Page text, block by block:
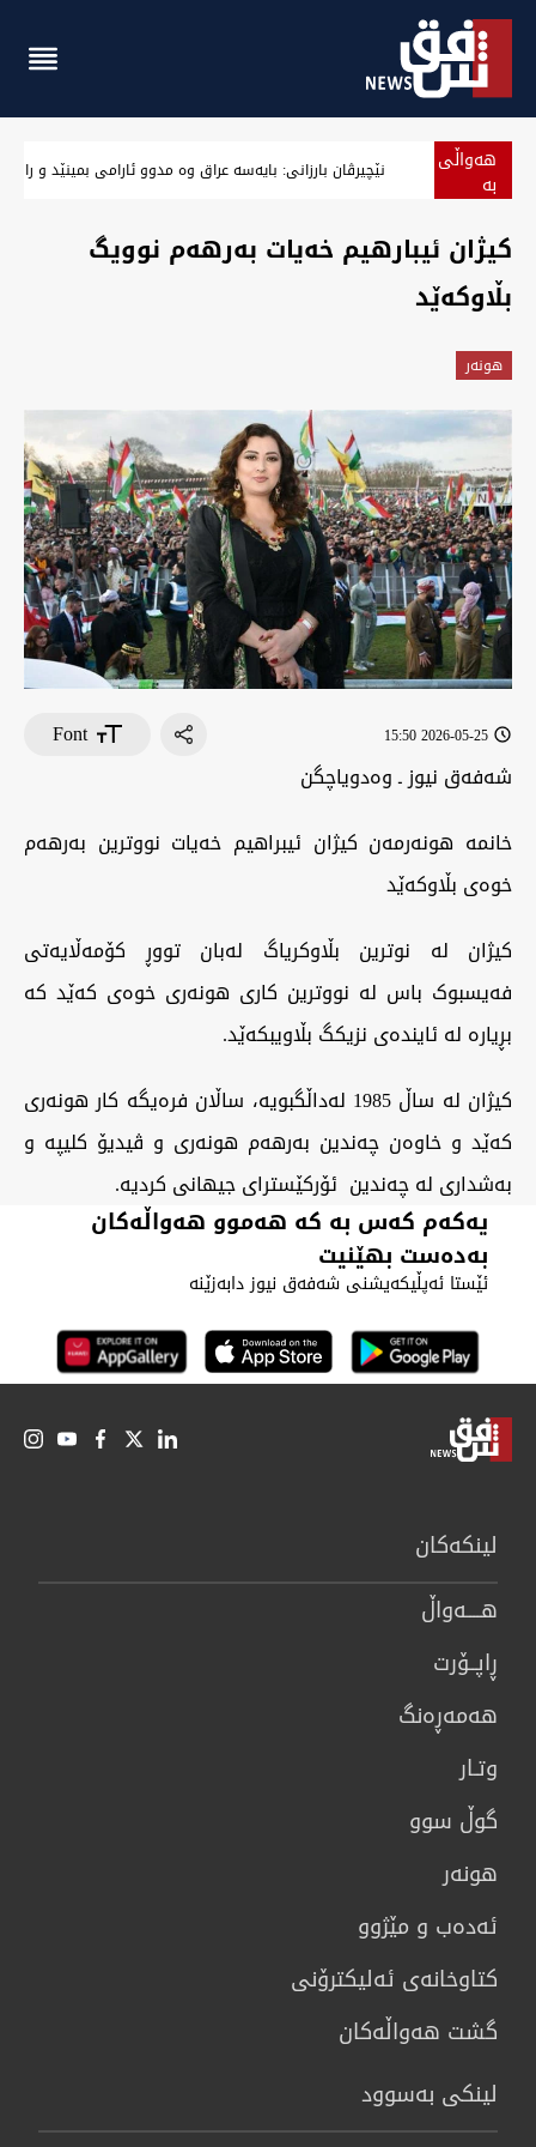
هەواڵی
بە نێچیرڤان بارزانی: بایەسە عراق وە مدوو ئارامی بمینێد و
‏کیژان ئیبارهیم خەیات بەرهەم نوویگ
بڵاوکەێد
هونه‌ر
2026-05-25 15:50
Font
‏شەفەق نیوز ـ وەدویاچگن
‏خانمە هونەرمەن کیژان ئیبراهیم خەیات نووترین بەرهەم
خوەی بڵاوکەێد
‏کیژان لە نوترین بڵاوکریاگ لەبان تووڕ کۆمەڵایەتی
فەیسبوک باس لە نووترین کاری هونەری خوەی کەێد کە
بڕیارە لە ئایندەی نزیکگ بڵاویبکەێد.
‏کیژان لە ساڵ 1985 لەداڵگبویە، ساڵان فرەیگە کار هونەری
کەێد و خاوەن چەندین بەرهەم هونەری و ڤیدیۆ کلیپە و
بەشداری لە چەندین ئۆرکێسترای جیهانی کردیە.
یەکەم کەس بە کە هەموو هەواڵەکان
بەدەست بهێنیت
ئێستا ئەپڵیکەیشنی شەفەق نیوز دابەزێنە
لینكەكان
هــــه‌واڵ
ڕاپــۆرت
هه‌مه‌ڕه‌نگ
وتـار
گوڵ سوو
هونه‌ر
ئەدەب و مێژوو
كتاوخانه‌ی ئه‌ليكترۆنی
گشت هەواڵەکان
لینکی بەسوود